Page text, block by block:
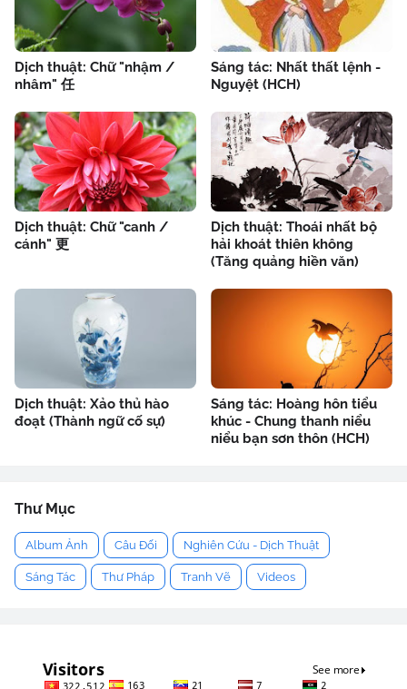
Dịch thuật: Chữ "nhậm /
nhâm" 任
Sáng tác: Nhất thất lệnh -
Nguyệt (HCH)
Dịch thuật: Chữ "canh /
cánh" 更
Dịch thuật: Thoái nhất bộ
hải khoát thiên không
(Tăng quảng hiền văn)
Dịch thuật: Xảo thủ hào
đoạt (Thành ngữ cố sự)
Sáng tác: Hoàng hôn tiểu
khúc - Chung thanh niểu
niểu bạn sơn thôn (HCH)
Thư Mục
Album Ảnh Câu Đối Nghiên Cứu - Dịch Thuật
Sáng Tác Thư Pháp Tranh Vẽ Videos